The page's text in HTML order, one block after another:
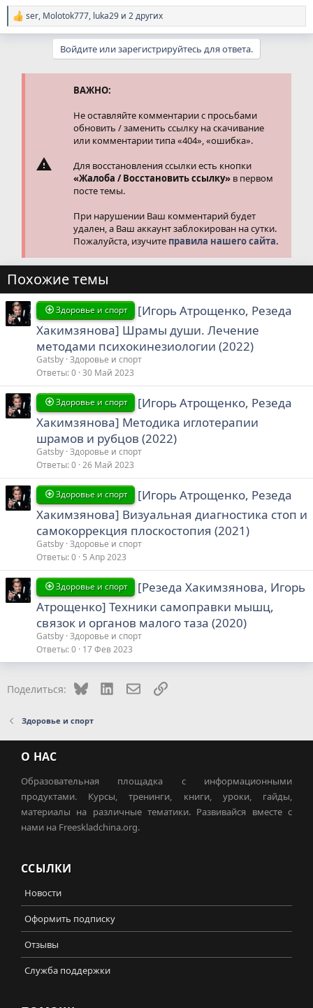
Р
е
ser, Molotok777, luka29 и 2 других
Войдите или зарегистрируйтесь для ответа.
ВАЖНО:
Не оставляйте комментарии с просьбами
обновить / заменить ссылку на скачивание
или комментарии типа «404», «ошибка».
Для восстановления ссылки есть кнопки
«Жалоба / Восстановить ссылку» в первом
посте темы.
При нарушении Ваш комментарий будет
удален, а Ваш аккаунт заблокирован на сутки.
Пожалуйста, изучите правила нашего сайта.
Похожие темы
Здоровье и спорт
[Игорь Атрощенко, Резеда
Хакимзянова] Шрамы души. Лечение
методами психокинезиологии (2022)
Gatsby Здоровье и спорт
Ответы 0 30 Май 2023
Здоровье и спорт
[Игорь Атрощенко, Резеда
Хакимзянова] Методика иглотерапии
шрамов и рубцов (2022)
Gatsby Здоровье и спорт
Ответы 0 26 Май 2023
Здоровье и спорт
[Игорь Атрощенко, Резеда
Хакимзянова] Визуальная диагностика стоп и
самокоррекция плоскостопия (2021)
Gatsby Здоровье и спорт
Ответы 0 5 Апр 2023
Здоровье и спорт
[Резеда Хакимзянова, Игорь
Атрощенко] Техники самоправки мышц,
связок и органов малого таза (2020)
Gatsby Здоровье и спорт
Ответы 0 17 Фев 2023
Поделиться: Bluesky LinkedInЭлектронная почта
Ссылка
Здоровье и спорт
О НАС
Образовательная площадка с информационными
продуктами. Курсы, тренинги, книги, уроки, гайды,
материалы на различные тематики. Развивайся вместе с
нами на Freeskladchina.org.
ССЫЛКИ
Новости
Оформить подписку
Отзывы
Служба поддержки